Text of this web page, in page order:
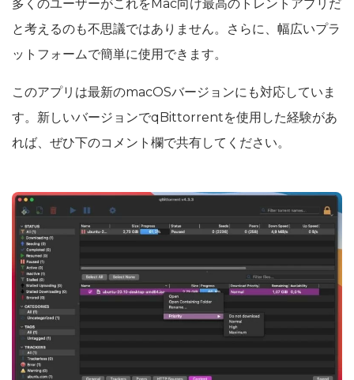
多くのユーザーがこれをMac向け最高のトレントアプリだ
と考えるのも不思議ではありません。さらに、幅広いプラ
ットフォームで簡単に使用できます。
このアプリは最新のmacOSバージョンにも対応していま
す。新しいバージョンでqBittorrentを使用した経験があ
れば、ぜひ下のコメント欄で共有してください。